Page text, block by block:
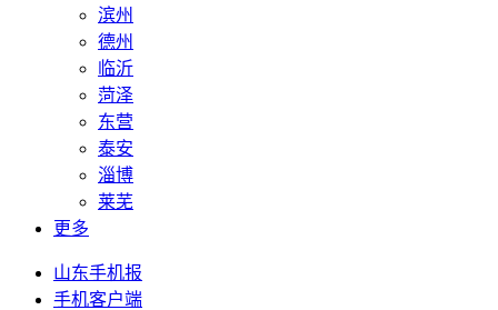
滨州
德州
临沂
菏泽
东营
泰安
淄博
莱芜
更多
山东手机报
手机客户端